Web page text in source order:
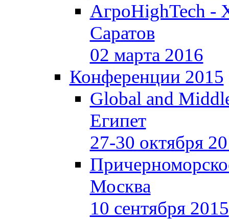
АгроHighTech -
Саратов
02 марта 2016
Конференции 2015
Global and
Египет
27-30 октября
Москва
10 сентября 2015